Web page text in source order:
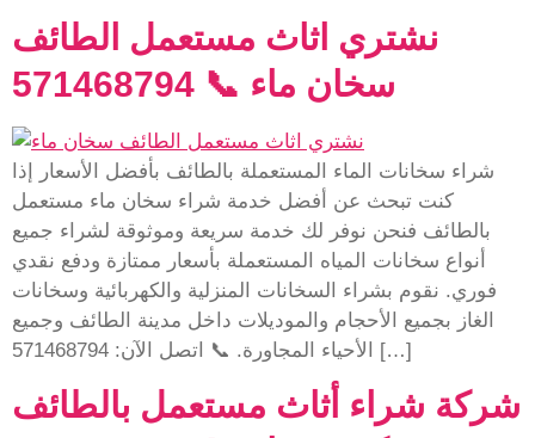
نشتري اثاث مستعمل الطائف
سخان ماء 📞 571468794
شراء سخانات الماء المستعملة بالطائف بأفضل الأسعار إذا
كنت تبحث عن أفضل خدمة شراء سخان ماء مستعمل
بالطائف فنحن نوفر لك خدمة سريعة وموثوقة لشراء جميع
أنواع سخانات المياه المستعملة بأسعار ممتازة ودفع نقدي
فوري. نقوم بشراء السخانات المنزلية والكهربائية وسخانات
الغاز بجميع الأحجام والموديلات داخل مدينة الطائف وجميع
الأحياء المجاورة. 📞 اتصل الآن: 571468794 […]
شركة شراء أثاث مستعمل بالطائف